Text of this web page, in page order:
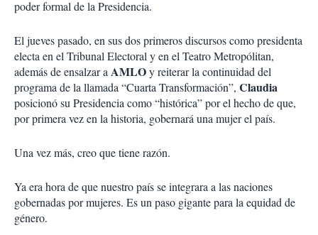
poder formal de la Presidencia.
El jueves pasado, en sus dos primeros discursos como presidenta
electa en el Tribunal Electoral y en el Teatro Metropólitan,
además de ensalzar a AMLOy reiterar la continuidad del
programa de la llamada “Cuarta Transformación”, Claudia
posicionó su Presidencia como “histórica” por el hecho de que,
por primera vez en la historia, gobernará una mujer el país.
Una vez más, creo que tiene razón.
Ya era hora de que nuestro país se integrara a las naciones
gobernadas por mujeres. Es un paso gigante para la equidad de
género.